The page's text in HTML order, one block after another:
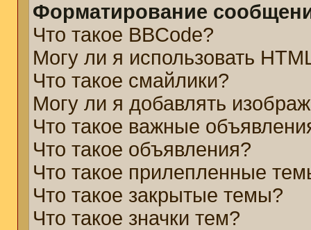
Форматирование
Что такое BBCode?
Могу ли я использовать
Что такое смайлики?
Могу ли я добавлять
Что такое важные
Что такое объявления?
Что такое прилепленные
Что такое закрытые темы?
Что такое значки тем?